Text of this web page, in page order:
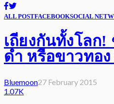
ALL POSTFACEBOOKSOCIAL
เถียงกันทั้งโลก
ดำ หรือขาวทอง
Bluemoon27 February 2015
1.07K